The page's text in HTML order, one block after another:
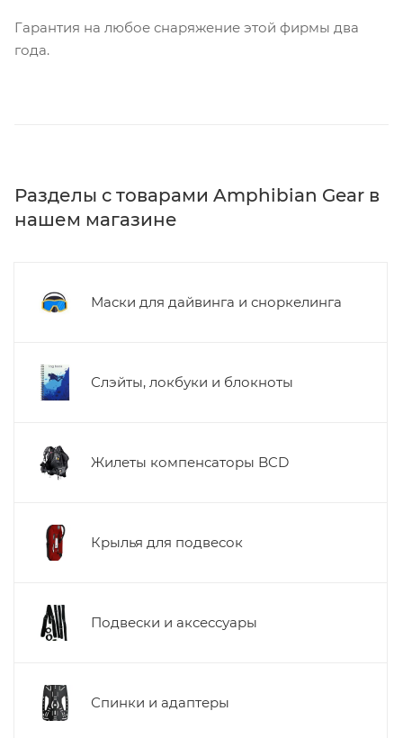
Гарантия на любое снаряжение этой фирмы два
года.
Разделы с товарами Amphibian Gear в
нашем магазине
Маски для дайвинга и сноркелинга
Слэйты, локбуки и блокноты
Жилеты компенсаторы BCD
Крылья для подвесок
Подвески и аксессуары
Спинки и адаптеры